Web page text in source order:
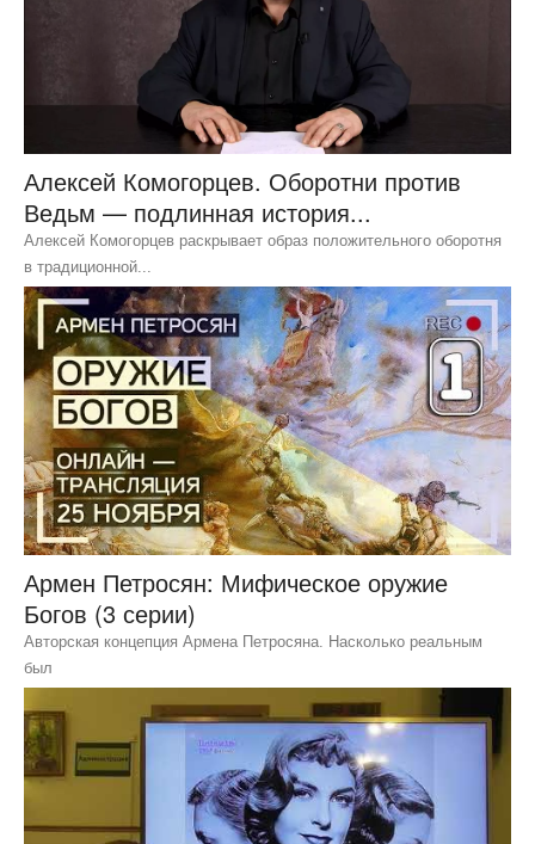
Алексей Комогорцев. Оборотни против
Ведьм — подлинная история...
Алексей Комогорцев раскрывает образ положительного оборотня
в традиционной...
Армен Петросян: Мифическое оружие
Богов (3 серии)
Авторская концепция Армена Петросяна. Насколько реальным
был